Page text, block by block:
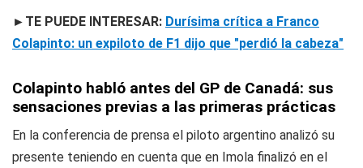
►TE PUEDE INTERESAR: Durísima crítica a Franco
Colapinto: un expiloto de F1 dijo que "perdió la cabeza"
Colapinto habló antes del GP de Canadá: sus
sensaciones previas a las primeras prácticas
En la conferencia de prensa el piloto argentino analizó su
presente teniendo en cuenta que en Imola finalizó en el